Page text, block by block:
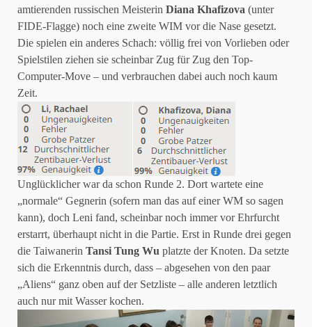
amtierenden russischen Meisterin Diana Khafizova (unter
FIDE-Flagge) noch eine zweite WIM vor die Nase gesetzt.
Die spielen ein anderes Schach: völlig frei von Vorlieben oder
Spielstilen ziehen sie scheinbar Zug für Zug den Top-
Computer-Move – und verbrauchen dabei auch noch kaum
Zeit.
Unglücklicher war da schon Runde 2. Dort wartete eine
„normale“ Gegnerin (sofern man das auf einer WM so sagen
kann), doch Leni fand, scheinbar noch immer vor Ehrfurcht
erstarrt, überhaupt nicht in die Partie. Erst in Runde drei gegen
die Taiwanerin Tansi Tung Wu platzte der Knoten. Da setzte
sich die Erkenntnis durch, dass – abgesehen von den paar
„Aliens“ ganz oben auf der Setzliste – alle anderen letztlich
auch nur mit Wasser kochen.